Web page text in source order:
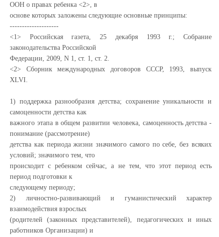
ООН о правах ребенка <2>, в
основе которых заложены следующие основные принципы:
--------------------
<1> Российская газета, 25 декабря 1993 г.; Собрание
законодательства Российской
Федерации, 2009, N 1, ст. 1, ст. 2.
<2> Сборник международных договоров СССР, 1993, выпуск
XLVI.
1) поддержка разнообразия детства; сохранение уникальности и
самоценности детства как
важного этапа в общем развитии человека, самоценность детства -
понимание (рассмотрение)
детства как периода жизни значимого самого по себе, без всяких
условий; значимого тем, что
происходит с ребенком сейчас, а не тем, что этот период есть
период подготовки к
следующему периоду;
2) личностно-развивающий и гуманистический характер
взаимодействия взрослых
(родителей (законных представителей), педагогических и иных
работников Организации) и